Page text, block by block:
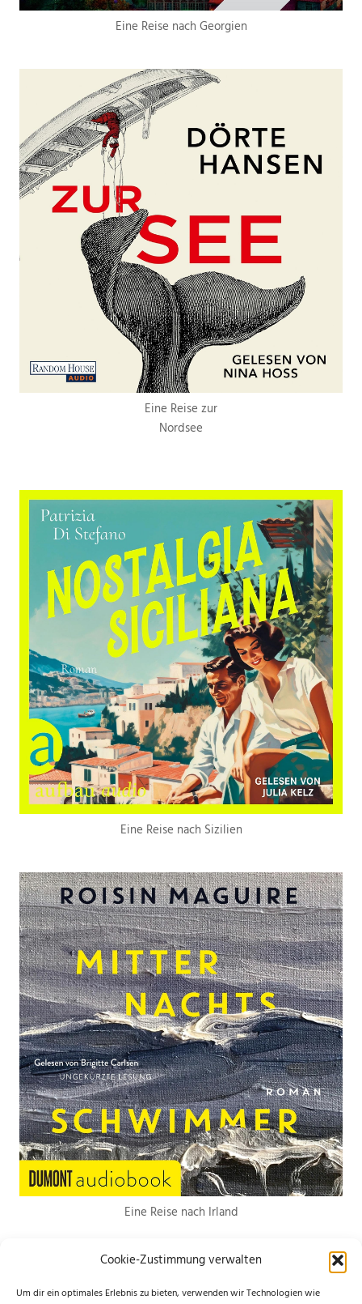
Cookie-Zustimmung verwalten
Um dir ein optimales Erlebnis zu bieten, verwenden wir Technologien wie
Eine Reise nach Georgien
Eine Reise zur
Nordsee
Eine Reise nach Sizilien
Eine Reise nach Irland